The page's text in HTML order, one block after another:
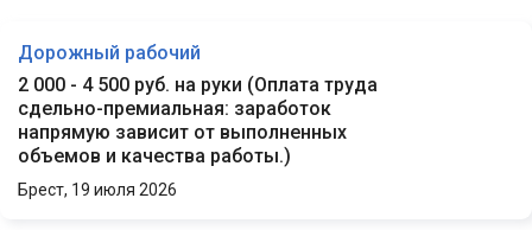
Дорожный рабочий
2 000 - 4 500 руб. на руки (Оплата труда
сдельно-премиальная: заработок
напрямую зависит от выполненных
объемов и качества работы.)
Брест, 19 июля 2026